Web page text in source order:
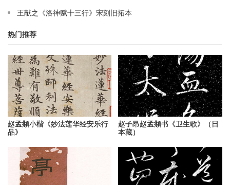
王献之《洛神赋十三行》宋刻旧拓本
热门推荐
赵孟頫小楷《妙法莲华经安乐行
品》
赵子昂赵孟頫书《卫生歌》（日
本藏）